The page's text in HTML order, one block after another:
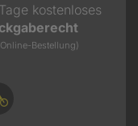
kostenloses
Bestellung)